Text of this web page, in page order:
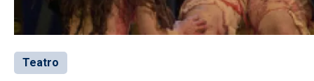
Teatro